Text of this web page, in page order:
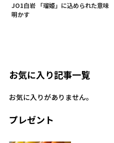
JO1白岩 「瑠姫」に込められた意味
明かす
お気に入り記事一覧
お気に入りがありません。
プレゼント